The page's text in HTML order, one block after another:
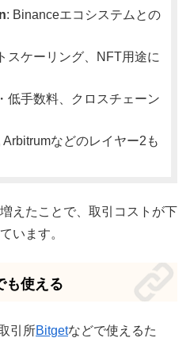
: Binanceエコシステムとの
スケーリング、NFT用途に
低手数料、クロスチェーン
Arbitrumなどのレイヤー2も
えたことで、取引コストが下
います。
も使える
引所Bitgetなどで使えるた